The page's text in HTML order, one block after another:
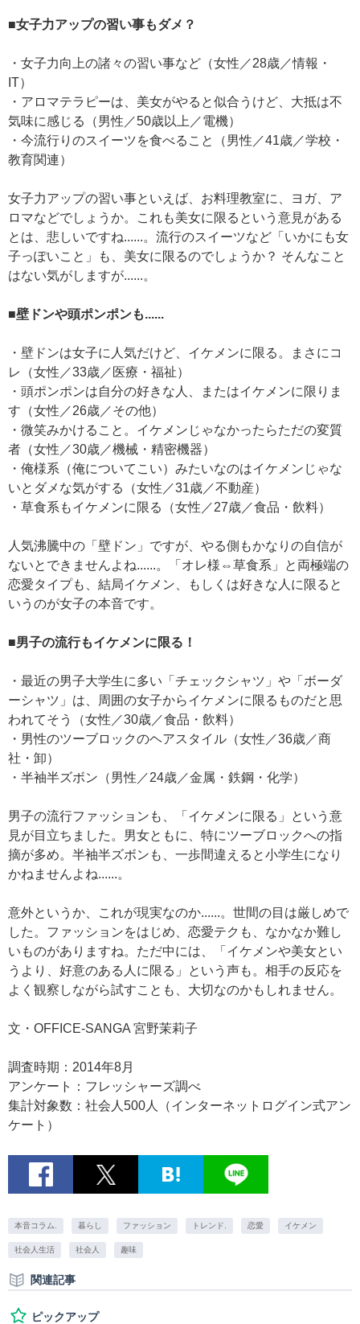
■女子力アップの習い事もダメ？
・女子力向上の諸々の習い事など（女性／28歳／情報・
IT）
・アロマテラピーは、美女がやると似合うけど、大抵は不
気味に感じる（男性／50歳以上／電機）
・今流行りのスイーツを食べること（男性／41歳／学校・
教育関連）
女子力アップの習い事といえば、お料理教室に、ヨガ、ア
ロマなどでしょうか。これも美女に限るという意見がある
とは、悲しいですね......。流行のスイーツなど「いかにも女
子っぽいこと」も、美女に限るのでしょうか？ そんなこと
はない気がしますが......。
■壁ドンや頭ポンポンも......
・壁ドンは女子に人気だけど、イケメンに限る。まさにコ
レ（女性／33歳／医療・福祉）
・頭ポンポンは自分の好きな人、またはイケメンに限りま
す（女性／26歳／その他）
・微笑みかけること。イケメンじゃなかったらただの変質
者（女性／30歳／機械・精密機器）
・俺様系（俺についてこい）みたいなのはイケメンじゃな
いとダメな気がする（女性／31歳／不動産）
・草食系もイケメンに限る（女性／27歳／食品・飲料）
人気沸騰中の「壁ドン」ですが、やる側もかなりの自信が
ないとできませんよね......。「オレ様⇔草食系」と両極端の
恋愛タイプも、結局イケメン、もしくは好きな人に限ると
いうのが女子の本音です。
■男子の流行もイケメンに限る！
・最近の男子大学生に多い「チェックシャツ」や「ボーダ
ーシャツ」は、周囲の女子からイケメンに限るものだと思
われてそう（女性／30歳／食品・飲料）
・男性のツーブロックのヘアスタイル（女性／36歳／商
社・卸）
・半袖半ズボン（男性／24歳／金属・鉄鋼・化学）
男子の流行ファッションも、「イケメンに限る」という意
見が目立ちました。男女ともに、特にツーブロックへの指
摘が多め。半袖半ズボンも、一歩間違えると小学生になり
かねませんよね......。
意外というか、これが現実なのか......。世間の目は厳しめで
した。ファッションをはじめ、恋愛テクも、なかなか難し
いものがありますね。ただ中には、「イケメンや美女とい
うより、好意のある人に限る」という声も。相手の反応を
よく観察しながら試すことも、大切なのかもしれません。
文・OFFICE-SANGA 宮野茉莉子
調査時期：2014年8月
アンケート：フレッシャーズ調べ
集計対象数：社会人500人（インターネットログイン式アン
ケート）
本音コラム. 暮らし ファッション トレンド. 恋愛 イケメン
社会人生活 社会人 趣味
関連記事
ピックアップ